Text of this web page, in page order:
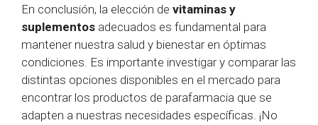
En conclusión, la elección de vitaminas y
suplementos adecuados es fundamental para
mantener nuestra salud y bienestar en óptimas
condiciones. Es importante investigar y comparar las
distintas opciones disponibles en el mercado para
encontrar los productos de parafarmacia que se
adapten a nuestras necesidades específicas. ¡No